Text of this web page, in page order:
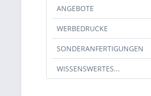
ANGEBOTE
WERBEDRUCKE
SONDERANFERTIGUNGEN
WISSENSWERTES...